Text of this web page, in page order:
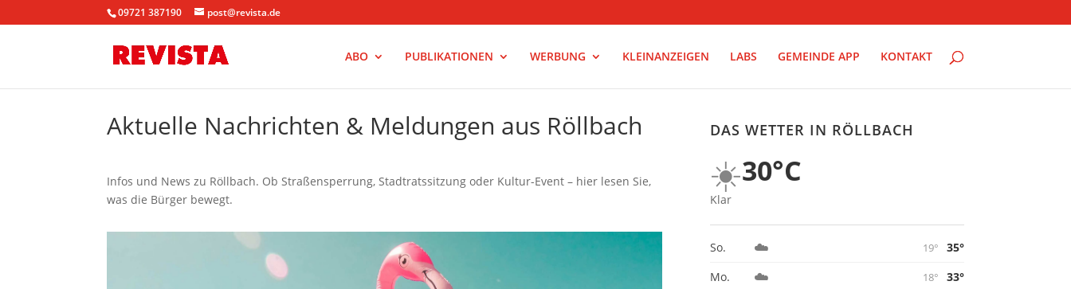
09721 387190 post@revista.de
ABO PUBLIKATIONEN WERBUNG KLEINANZEIGEN LABS GEMEINDE APP KONTAKT
Aktuelle Nachrichten & Meldungen aus Röllbach
Infos und News zu Röllbach. Ob Straßensperrung, Stadtratssitzung oder Kultur-Event – hier lesen Sie,
was die Bürger bewegt.
DAS WETTER IN RÖLLBACH
☀️30°C
Klar
So. ☁️ 19°
35°
Mo.
☁️ 18°
33°